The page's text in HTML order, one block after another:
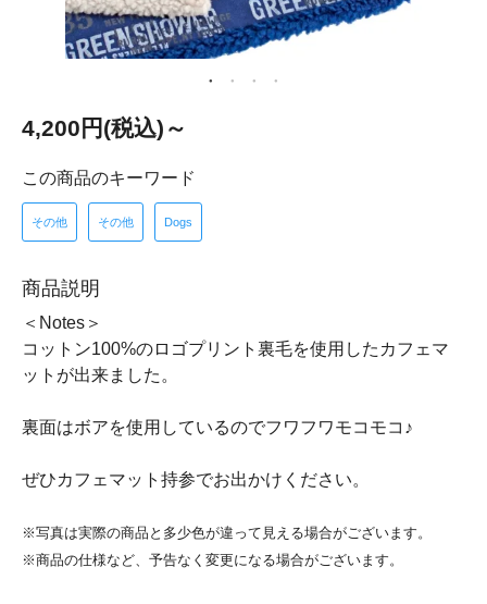
4,200円(税込)～
この商品のキーワード
その他 その他 Dogs
商品説明
＜Notes＞
コットン100%のロゴプリント裏毛を使用したカフェマ
ットが出来ました。
裏面はボアを使用しているのでフワフワモコモコ♪
ぜひカフェマット持参でお出かけください。
※写真は実際の商品と多少色が違って見える場合がございます。
※商品の仕様など、予告なく変更になる場合がございます。